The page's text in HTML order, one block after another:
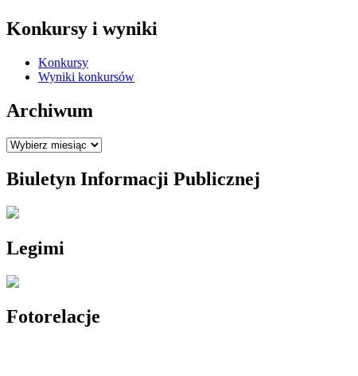
Konkursy i wyniki
Konkursy
Wyniki konkursów
Archiwum
Archiwum
Biuletyn Informacji Publicznej
Legimi
Fotorelacje